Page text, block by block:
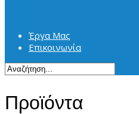
Έργα Μας
Επικοινωνία
Προϊόντα